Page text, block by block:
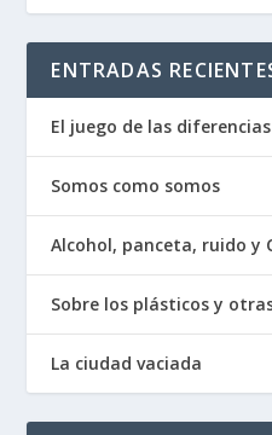
ENTRADAS
El juego de las diferencias
Somos como somos
Alcohol, panceta, ruido y
Sobre los plásticos y
La ciudad vaciada